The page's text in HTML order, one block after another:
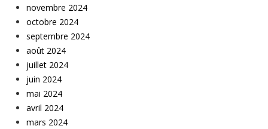
novembre 2024
octobre 2024
septembre 2024
août 2024
juillet 2024
juin 2024
mai 2024
avril 2024
mars 2024